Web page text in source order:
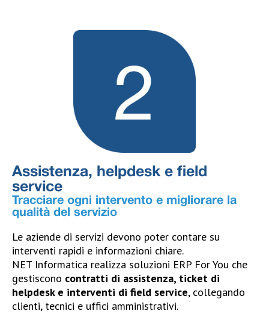
Assistenza, helpdesk e field
service
Tracciare ogni intervento e migliorare la
qualità del servizio
Le aziende di servizi devono poter contare su
interventi rapidi e informazioni chiare.
NET Informatica realizza soluzioni ERP For You che
gestiscono contratti di assistenza, ticket di
helpdesk e interventi di field service, collegando
clienti, tecnici e uffici amministrativi.